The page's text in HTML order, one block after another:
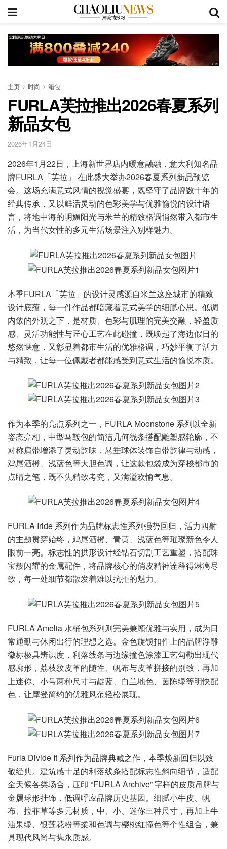
主页 时尚 箱包
FURLA芙拉推出2026春夏系列
新品女包
2026年1月24日
2026年1月22日，上海新世界店内暖意融融，意大利知名品
牌FURLA「芙拉」 在此盛大举办2026春夏系列新品预览
会。这场充满意式风情的视觉盛宴，既坚守了品牌数十年的
经典传承，又以鲜活灵动的色彩美学与优雅愉悦的设计语
言，将地中海的明媚阳光与米兰的精致格调悄然带入都市生
活，为当代女性的多元生活场景注入别样魅力。
本季FURLA「芙拉」的设计灵感源自米兰这座城市的精致
设计底蕴，每一件作品都暗藏着意式美学的细腻心思。低调
内敛的外观之下，是材质、色彩与肌理的完美交融，轻盈质
感、灵活功能性与匠心工艺在此碰撞，既唤起了海边假日的
悠然惬意，又彰显着都市生活的优雅格调，巧妙平衡了活力
与精致，让每一位佩戴者都能感受到意式生活的愉悦本质。
作为本季的亮点系列之一，FURLA Moonstone 系列以全新
姿态亮相，中型马鞍包的简洁几何线条搭配雕塑感轮廓，不
对称肩带增添了灵动韵味，悬垂球体装饰自带韵律与动感，
鸡尾酒橙、浅蓝色等大胆色调，让这款包袋成为穿梭都市的
点睛之笔，既不失精致考究，又满溢欢愉气息。
FURLA Iride 系列作为品牌标志性系列强势回归，活力四射
的主题贯穿始终，鸡尾酒橙、青黄、浅蓝色等璀璨新色令人
眼前一亮。标志性的拱形设计经钻石切割工艺重塑，搭配珠
宝般闪耀的金属配件，将品牌核心的俏皮精神诠释得淋漓尽
致，每一处细节都散发着难以抗拒的魅力。
FURLA Amelia 水桶包系列则完美兼顾优雅与实用，成为日
常通勤与休闲出行的理想之选。金色旋锁扣件上的品牌浮雕
徽标极具辨识度，利落线条与边缘撞色涂漆工艺勾勒出现代
感廓形，荔枝纹皮革的随性、帆布与皮革拼接的别致，再加
上迷你、小号两种尺寸与靛蓝、白兰地色、茵陈绿等明快配
色，让摩登简约的优雅风范轻松展现。
Furla Divide It 系列作为品牌典藏之作，本季焕新回归以致
敬经典。建筑感十足的利落线条搭配标志性斜向细节，适配
全天候各类场合，压印 “FURLA Archive” 字样的皮质吊牌与
金属球形挂饰，低调呼应品牌历史基因。细腻小牛皮、帆
布、拉菲草等多元材质，中、小、迷你三种尺寸，再加上牛
油果绿、银莲花粉等柔和色调与樱桃红撞色等个性组合，兼
具现代风尚与隽永质感。